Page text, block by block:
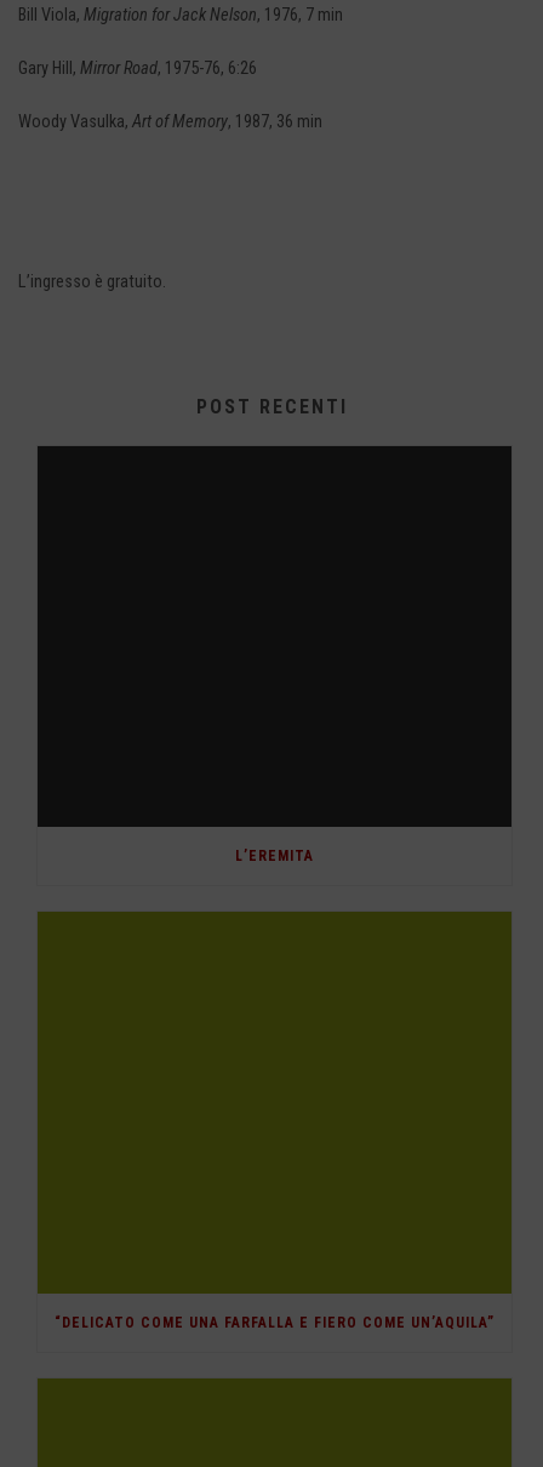
Bill Viola, Migration for Jack Nelson, 1976, 7 min
Gary Hill, Mirror Road, 1975-76, 6:26
Woody Vasulka, Art of Memory, 1987, 36 min
L’ingresso è gratuito.
POST RECENTI
L’EREMITA
“DELICATO COME UNA FARFALLA E FIERO COME UN’AQUILA”